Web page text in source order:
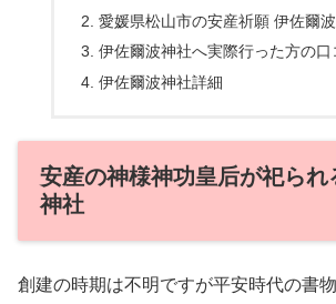
愛媛県松山市の安産祈願 伊佐爾
伊佐爾波神社へ実際行った方の口
伊佐爾波神社詳細
安産の神様神功皇后が祀られ
神社
創建の時期は不明ですが平安時代の書